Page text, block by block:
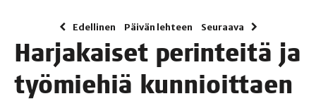
Edellinen Päivän lehteen Seuraava
Har­ja­kai­set perin­tei­tä ja
työ­mie­hiä kunnioittaen